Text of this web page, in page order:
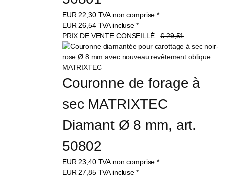
EUR 22,30 TVA non comprise *
EUR 26,54 TVA incluse *
PRIX DE VENTE CONSEILLÉ :€ 29,51
Couronne de forage à
sec MATRIXTEC
Diamant Ø 8 mm, art.
50802
EUR 23,40 TVA non comprise *
EUR 27,85 TVA incluse *